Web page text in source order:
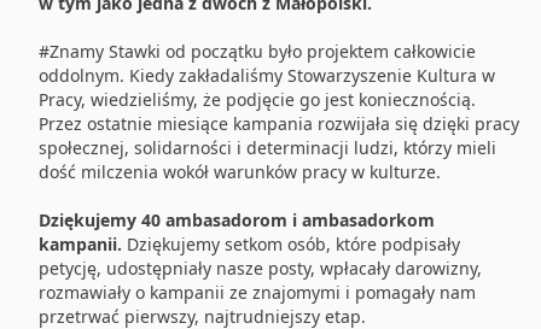
#Znamy Stawki od początku było projektem całkowicie
oddolnym. Kiedy zakładaliśmy Stowarzyszenie Kultura w
Pracy, wiedzieliśmy, że podjęcie go jest koniecznością.
Przez ostatnie miesiące kampania rozwijała się dzięki pracy
społecznej, solidarności i determinacji ludzi, którzy mieli
dość milczenia wokół warunków pracy w kulturze.
Dziękujemy 40 ambasadorom i ambasadorkom
kampanii. Dziękujemy setkom osób, które podpisały
petycję, udostępniały nasze posty, wpłacały darowizny,
rozmawiały o kampanii ze znajomymi i pomagały nam
przetrwać pierwszy, najtrudniejszy etap.